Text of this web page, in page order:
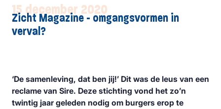
15 december 2020
Zicht Magazine - omgangsvormen in
verval?
‘De samenleving, dat ben jij!’ Dit was de leus van een
reclame van Sire. Deze stichting vond het zo’n
twintig jaar geleden nodig om burgers erop te